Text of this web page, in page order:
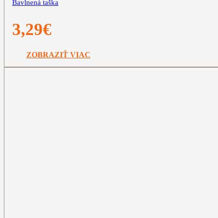
Bavlnená taška
3,29€
ZOBRAZIŤ VIAC